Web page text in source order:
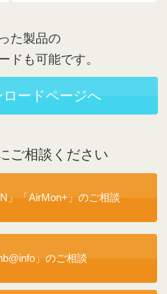
た製品の
ドも可能です。
ードページへ
ご相談ください
」「AirMon+」のご相談
」のご相談